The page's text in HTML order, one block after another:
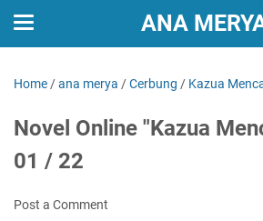
ANA
Home /ana merya /Cerbung / Kazua
Novel Online "Kazua
01 / 22
Post a Comment